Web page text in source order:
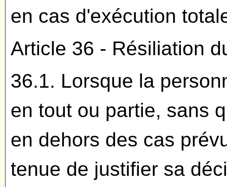
en cas d'exécution
Article 36 - Résiliation
36.1. Lorsque la
en tout ou partie, sans
en dehors des cas
tenue de justifier sa